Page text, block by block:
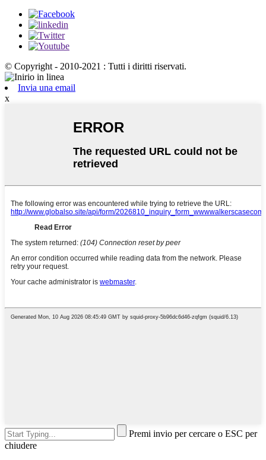
© Copyright - 2010-2021 : Tutti i diritti riservati.
Invia una email
x
Premi invio per cercare o ESC per
chiudere